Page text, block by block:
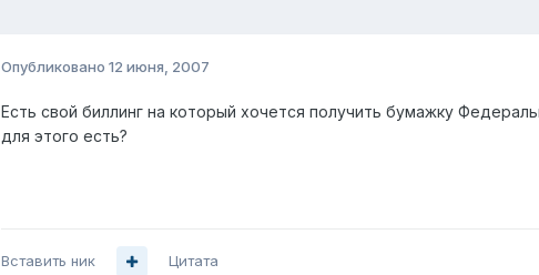
Опубликовано 12 июня, 2007
Есть свой биллинг на который хочется получить бумажку
для этого есть?
Вставить ник Цитата